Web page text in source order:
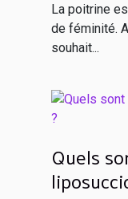
La poitrine
de féminité.
souhait...
Quels